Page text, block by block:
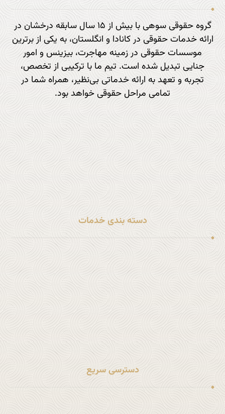
گروه حقوقی سوهی با بیش از ۱۵ سال سابقه درخشان در
ارائه خدمات حقوقی در کانادا و انگلستان، به یکی از برترین
موسسات حقوقی در زمینه مهاجرت، بیزینس و امور
جنایی تبدیل شده است. تیم ما با ترکیبی از تخصص،
تجربه و تعهد به ارائه خدماتی بی‌نظیر، همراه شما در
تمامی مراحل حقوقی خواهد بود.
تماس با ما : 9797 877 833 1+
آدرس ایمیل :info@sohi.law
دسته بندی خدمات
خدمات مهاجرتی
خدمات حقوقی شرکت ها
خدمات جنایی و کیفری
خدمات بنگاه معاملات ملکی
خدمات حقوقی خانواده
سایر خدمات حقوقی
دسترسی سریع
لینک شماره 1